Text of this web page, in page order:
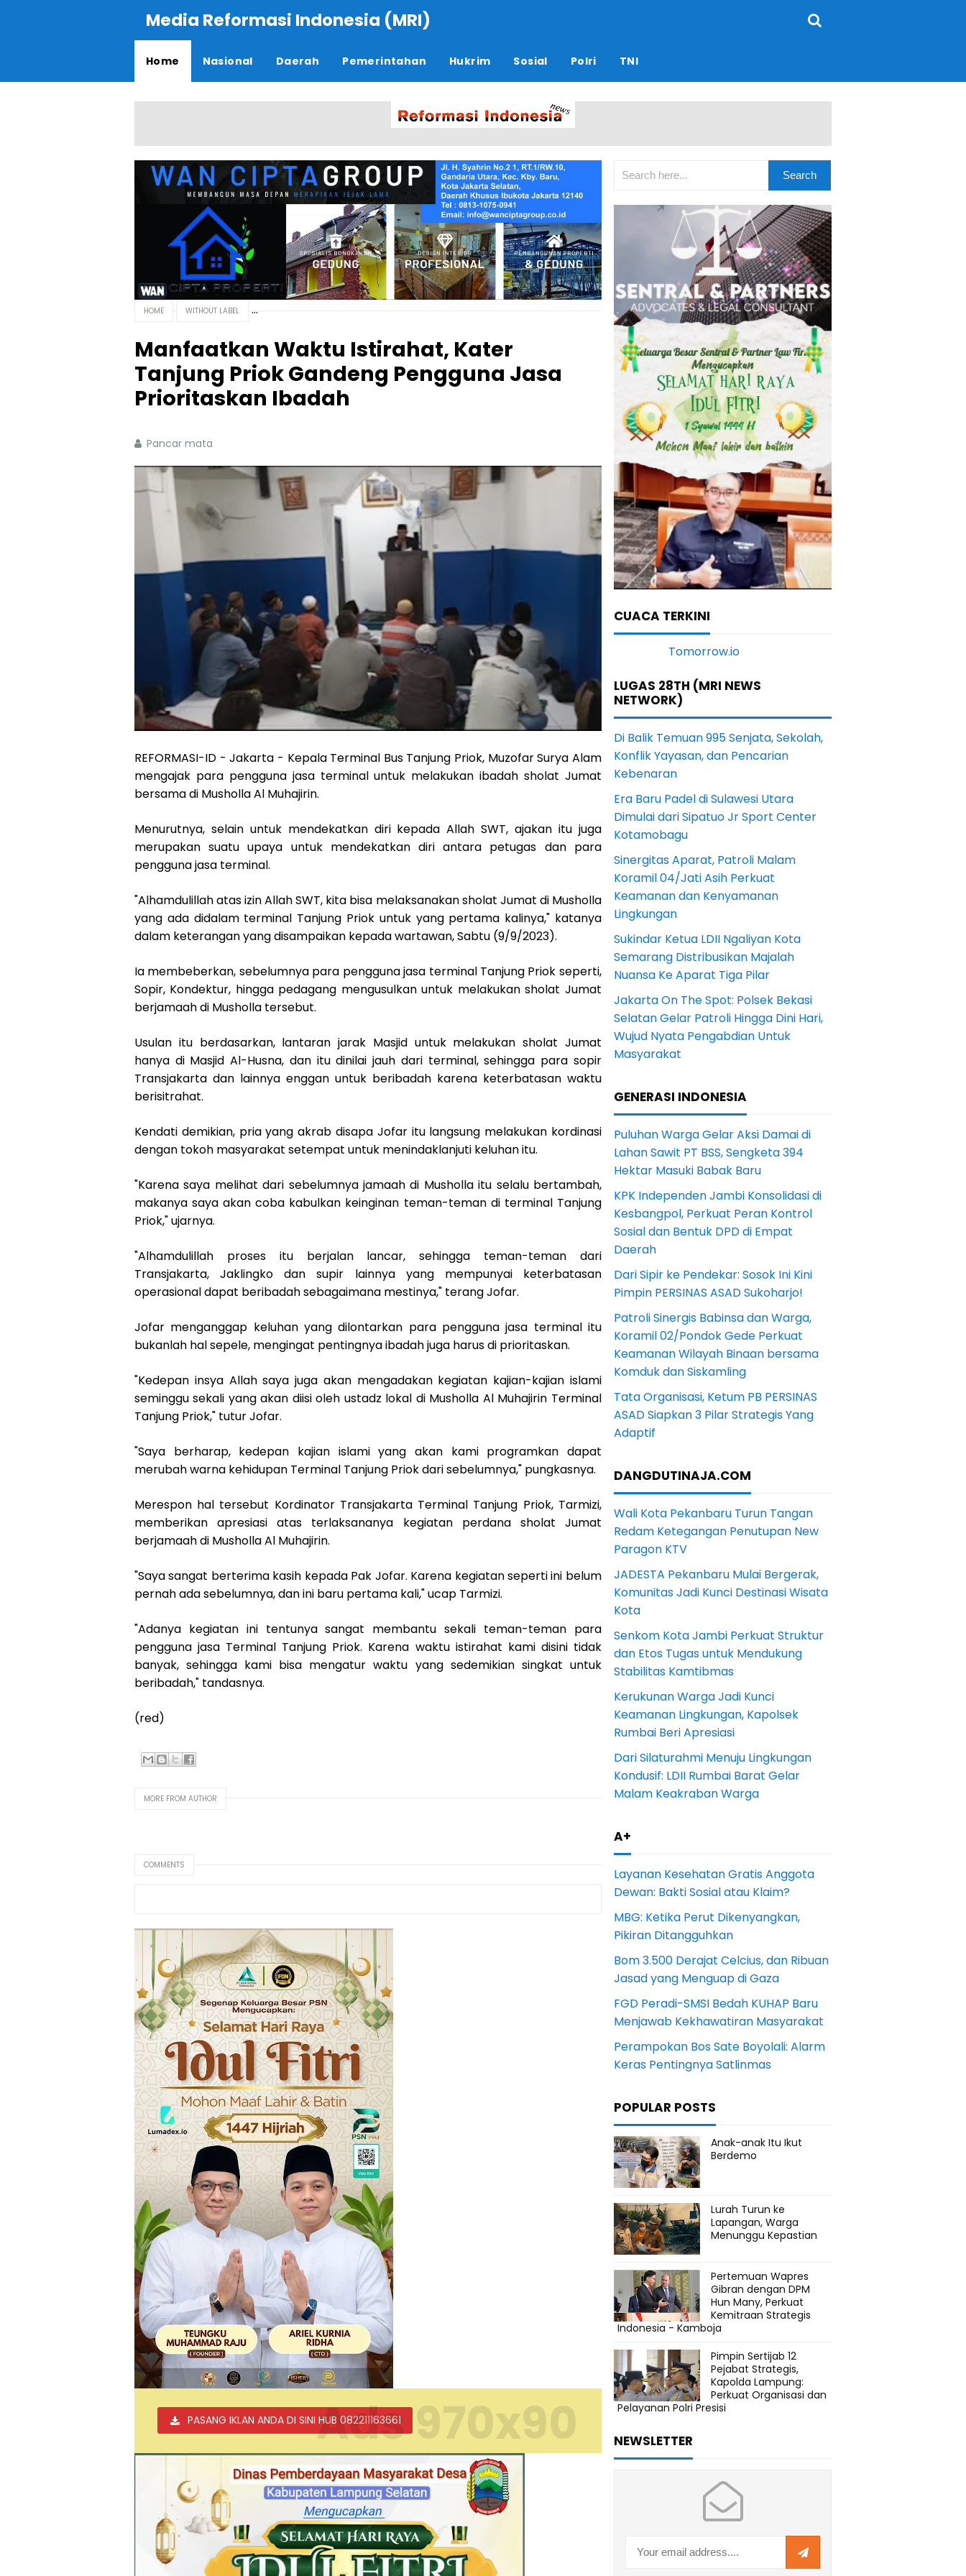
Media Reformasi Indonesia (MRI)
Home Nasional Daerah Pemerintahan Hukrim Sosial Polri TNI
HOME WITHOUT LABEL
Manfaatkan Waktu Istirahat, Kater
Tanjung Priok Gandeng Pengguna Jasa
Prioritaskan Ibadah
Pancar mata
REFORMASI-ID - Jakarta - Kepala Terminal Bus Tanjung Priok, Muzofar Surya Alam
mengajak para pengguna jasa terminal untuk melakukan ibadah sholat Jumat
bersama di Musholla Al Muhajirin.
Menurutnya, selain untuk mendekatkan diri kepada Allah SWT, ajakan itu juga
merupakan suatu upaya untuk mendekatkan diri antara petugas dan para
pengguna jasa terminal.
"Alhamdulillah atas izin Allah SWT, kita bisa melaksanakan sholat Jumat di Musholla
yang ada didalam terminal Tanjung Priok untuk yang pertama kalinya," katanya
dalam keterangan yang disampaikan kepada wartawan, Sabtu (9/9/2023).
Ia membeberkan, sebelumnya para pengguna jasa terminal Tanjung Priok seperti,
Sopir, Kondektur, hingga pedagang mengusulkan untuk melakukan sholat Jumat
berjamaah di Musholla tersebut.
Usulan itu berdasarkan, lantaran jarak Masjid untuk melakukan sholat Jumat
hanya di Masjid Al-Husna, dan itu dinilai jauh dari terminal, sehingga para sopir
Transjakarta dan lainnya enggan untuk beribadah karena keterbatasan waktu
berisitrahat.
Kendati demikian, pria yang akrab disapa Jofar itu langsung melakukan kordinasi
dengan tokoh masyarakat setempat untuk menindaklanjuti keluhan itu.
"Karena saya melihat dari sebelumnya jamaah di Musholla itu selalu bertambah,
makanya saya akan coba kabulkan keinginan teman-teman di terminal Tanjung
Priok," ujarnya.
"Alhamdulillah proses itu berjalan lancar, sehingga teman-teman dari
Transjakarta, Jaklingko dan supir lainnya yang mempunyai keterbatasan
operasional dapat beribadah sebagaimana mestinya," terang Jofar.
Jofar menganggap keluhan yang dilontarkan para pengguna jasa terminal itu
bukanlah hal sepele, mengingat pentingnya ibadah juga harus di prioritaskan.
"Kedepan insya Allah saya juga akan mengadakan kegiatan kajian-kajian islami
seminggu sekali yang akan diisi oleh ustadz lokal di Musholla Al Muhajirin Terminal
Tanjung Priok," tutur Jofar.
"Saya berharap, kedepan kajian islami yang akan kami programkan dapat
merubah warna kehidupan Terminal Tanjung Priok dari sebelumnya," pungkasnya.
Merespon hal tersebut Kordinator Transjakarta Terminal Tanjung Priok, Tarmizi,
memberikan apresiasi atas terlaksananya kegiatan perdana sholat Jumat
berjamaah di Musholla Al Muhajirin.
"Saya sangat berterima kasih kepada Pak Jofar. Karena kegiatan seperti ini belum
pernah ada sebelumnya, dan ini baru pertama kali," ucap Tarmizi.
"Adanya kegiatan ini tentunya sangat membantu sekali teman-teman para
pengguna jasa Terminal Tanjung Priok. Karena waktu istirahat kami disini tidak
banyak, sehingga kami bisa mengatur waktu yang sedemikian singkat untuk
beribadah," tandasnya.
(red)
MORE FROM AUTHOR
COMMENTS
PASANG IKLAN ANDA DI SINI HUB 082211163661Ads 970x90
CUACA TERKINI
LUGAS 28TH (MRI NEWS
NETWORK)
Di Balik Temuan 995 Senjata, Sekolah,
Konflik Yayasan, dan Pencarian
Kebenaran
Era Baru Padel di Sulawesi Utara
Dimulai dari Sipatuo Jr Sport Center
Kotamobagu
Sinergitas Aparat, Patroli Malam
Koramil 04/Jati Asih Perkuat
Keamanan dan Kenyamanan
Lingkungan
Sukindar Ketua LDII Ngaliyan Kota
Semarang Distribusikan Majalah
Nuansa Ke Aparat Tiga Pilar
Jakarta On The Spot: Polsek Bekasi
Selatan Gelar Patroli Hingga Dini Hari,
Wujud Nyata Pengabdian Untuk
Masyarakat
GENERASI INDONESIA
Puluhan Warga Gelar Aksi Damai di
Lahan Sawit PT BSS, Sengketa 394
Hektar Masuki Babak Baru
KPK Independen Jambi Konsolidasi di
Kesbangpol, Perkuat Peran Kontrol
Sosial dan Bentuk DPD di Empat
Daerah
Dari Sipir ke Pendekar: Sosok Ini Kini
Pimpin PERSINAS ASAD Sukoharjo!
Patroli Sinergis Babinsa dan Warga,
Koramil 02/Pondok Gede Perkuat
Keamanan Wilayah Binaan bersama
Komduk dan Siskamling
Tata Organisasi, Ketum PB PERSINAS
ASAD Siapkan 3 Pilar Strategis Yang
Adaptif
DANGDUTINAJA.COM
Wali Kota Pekanbaru Turun Tangan
Redam Ketegangan Penutupan New
Paragon KTV
JADESTA Pekanbaru Mulai Bergerak,
Komunitas Jadi Kunci Destinasi Wisata
Kota
Senkom Kota Jambi Perkuat Struktur
dan Etos Tugas untuk Mendukung
Stabilitas Kamtibmas
Kerukunan Warga Jadi Kunci
Keamanan Lingkungan, Kapolsek
Rumbai Beri Apresiasi
Dari Silaturahmi Menuju Lingkungan
Kondusif: LDII Rumbai Barat Gelar
Malam Keakraban Warga
A+
Layanan Kesehatan Gratis Anggota
Dewan: Bakti Sosial atau Klaim?
MBG: Ketika Perut Dikenyangkan,
Pikiran Ditangguhkan
Bom 3.500 Derajat Celcius, dan Ribuan
Jasad yang Menguap di Gaza
FGD Peradi-SMSI Bedah KUHAP Baru
Menjawab Kekhawatiran Masyarakat
Perampokan Bos Sate Boyolali: Alarm
Keras Pentingnya Satlinmas
POPULAR POSTS
Anak-anak Itu Ikut
Berdemo
Lurah Turun ke
Lapangan, Warga
Menunggu Kepastian
Pertemuan Wapres
Gibran dengan DPM
Hun Many, Perkuat
Kemitraan Strategis
Indonesia - Kamboja
Pimpin Sertijab 12
Pejabat Strategis,
Kapolda Lampung:
Perkuat Organisasi dan
Pelayanan Polri Presisi
NEWSLETTER